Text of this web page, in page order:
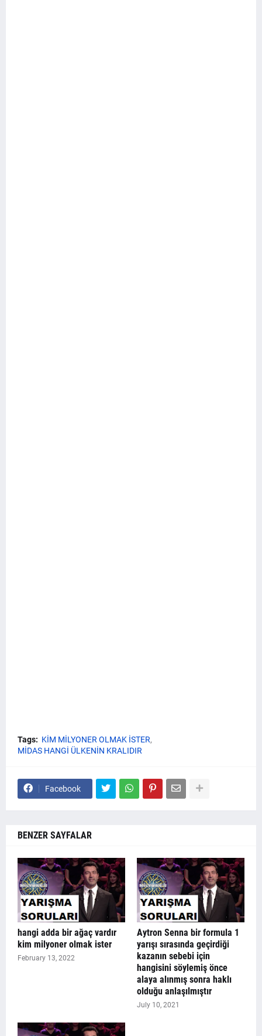
Tags: KİM MİLYONER OLMAK İSTER
MİDAS HANGİ ÜLKENİN KRALIDIR
Facebook
BENZER SAYFALAR
hangi adda bir ağaç vardır
kim milyoner olmak ister
February 13, 2022
Aytron Senna bir formula 1
yarışı sırasında geçirdiği
kazanın sebebi için
hangisini söylemiş önce
alaya alınmış sonra haklı
olduğu anlaşılmıştır
July 10, 2021